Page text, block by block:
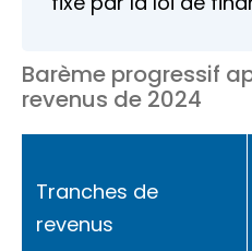
Barème progressif
revenus de 2024
Tranches de
revenus